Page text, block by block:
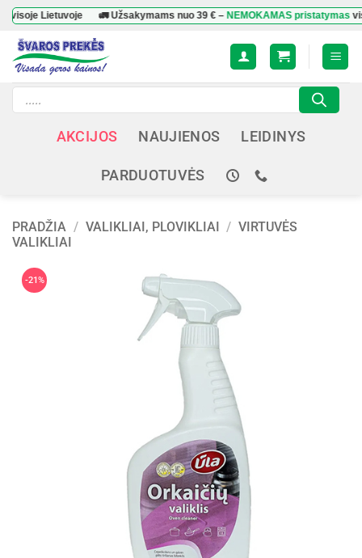
Skip
content
Lietuvoje 🚛 Užsakymams nuo39 €–NEMOKAMAS pristatymasvisoje
Products
search
AKCIJOS NAUJIENOS LEIDINYS
PARDUOTUVĖS
PRADŽIA / VALIKLIAI, PLOVIKLIAI / VIRTUVĖS
VALIKLIAI
-21%